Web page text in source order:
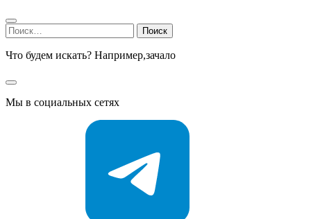
Найти:
Что будем искать? Например,зачало
Мы в социальных сетях